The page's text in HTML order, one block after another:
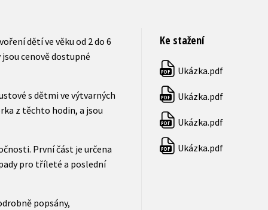
dětí ve věku od 2 do 6
cenově dostupné
s dětmi ve výtvarných
z těchto hodin, a jsou
První část je určena
pro tříleté a poslední
popsány,
Ke stažení
PDF Ukázka.pdf
PDF Ukázka.pdf
PDF Ukázka.pdf
PDF Ukázka.pdf